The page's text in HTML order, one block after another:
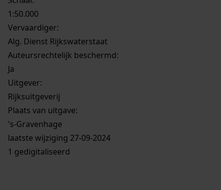
1:50.000
Vervaardiger:
Alg. Dienst Rijkswaterstaat
Auteursrechtelijk beschermd:
Ja
Uitgever:
Rijksuitgeverij
Plaats van uitgave:
's-Gravenhage
laatste wijziging 27-09-2024
1 gedigitaliseerd